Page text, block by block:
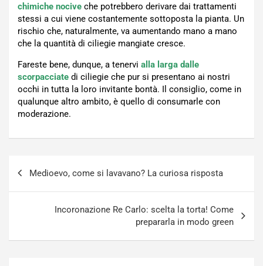
chimiche nocive che potrebbero derivare dai trattamenti
stessi a cui viene costantemente sottoposta la pianta. Un
rischio che, naturalmente, va aumentando mano a mano
che la quantità di ciliegie mangiate cresce.
Fareste bene, dunque, a tenervi alla larga dalle
scorpacciate di ciliegie che pur si presentano ai nostri
occhi in tutta la loro invitante bontà. Il consiglio, come in
qualunque altro ambito, è quello di consumarle con
moderazione.
Medioevo, come si lavavano? La curiosa risposta
Incoronazione Re Carlo: scelta la torta! Come
prepararla in modo green